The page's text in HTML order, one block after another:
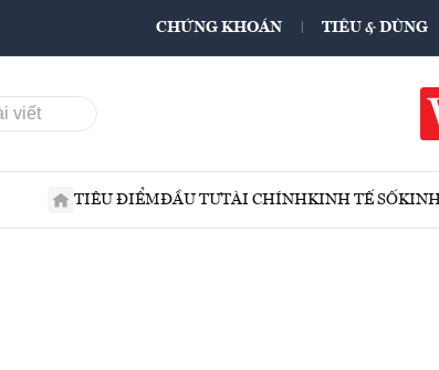
CHỨNG KHOÁN TIÊU & DÙNG
TIÊU ĐIỂMĐẦU TƯTÀI CHÍNHKINH TẾ SỐ